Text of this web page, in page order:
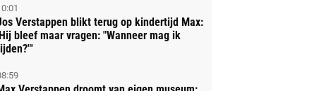
Verstappen blikt terug op kindertijd Max:
bleef maar vragen: "Wanneer mag ik